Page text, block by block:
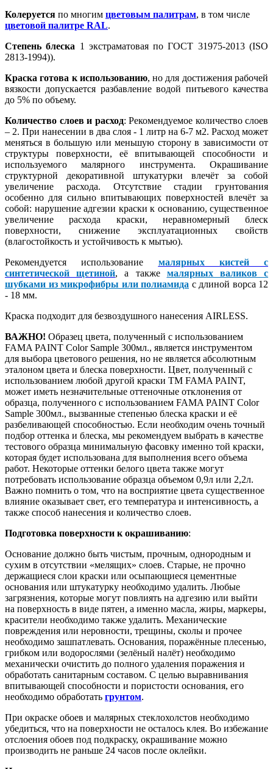
Колеруется по многим цветовым палитрам, в том числе
цветовой палитре RAL.
Степень блеска 1 экстраматовая по ГОСТ 31975-2013 (ISO
2813-1994)).
Краска готова к использованию, но для достижения рабочей
вязкости допускается разбавление водой питьевого качества
до 5% по объему.
Количество слоев и расход: Рекомендуемое количество слоев
– 2. При нанесении в два слоя - 1 литр на 6-7 м2. Расход может
меняться в большую или меньшую сторону в зависимости от
структуры поверхности, её впитывающей способности и
используемого малярного инструмента. Окрашивание
структурной декоративной штукатурки влечёт за собой
увеличение расхода. Отсутствие стадии грунтования
особенно для сильно впитывающих поверхностей влечёт за
собой: нарушение адгезии краски к основанию, существенное
увеличение расхода краски, неравномерный блеск
поверхности, снижение эксплуатационных свойств
(влагостойкость и устойчивость к мытью).
Рекомендуется использование малярных кистей с
синтетической щетиной, а также малярных валиков с
шубками из микрофибры или полиамида с длиной ворса 12
- 18 мм.
Краска подходит для безвоздушного нанесения AIRLESS.
ВАЖНО! Образец цвета, полученный с использованием
FAMA PAINT Color Sample 300мл., является инструментом
для выбора цветового решения, но не является абсолютным
эталоном цвета и блеска поверхности. Цвет, полученный с
использованием любой другой краски ТМ FAMA PAINT,
может иметь незначительные оттеночные отклонения от
образца, полученного с использованием FAMA PAINT Color
Sample 300мл., вызванные степенью блеска краски и её
разбеливающей способностью. Если необходим очень точный
подбор оттенка и блеска, мы рекомендуем выбрать в качестве
тестового образца минимальную фасовку именно той краски,
которая будет использована для выполнения всего объема
работ. Некоторые оттенки белого цвета также могут
потребовать использование образца объемом 0,9л или 2,2л.
Важно помнить о том, что на восприятие цвета существенное
влияние оказывает свет, его температура и интенсивность, а
также способ нанесения и количество слоев.
Подготовка поверхности к окрашиванию:
Основание должно быть чистым, прочным, однородным и
сухим в отсутствии «мелящих» слоев. Старые, не прочно
держащиеся слои краски или осыпающиеся цементные
основания или штукатурку необходимо удалить. Любые
загрязнения, которые могут повлиять на адгезию или выйти
на поверхность в виде пятен, а именно масла, жиры, маркеры,
красители необходимо также удалить. Механические
повреждения или неровности, трещины, сколы и прочее
необходимо зашпатлевать. Основания, поражённые плесенью,
грибком или водорослями (зелёный налёт) необходимо
механически очистить до полного удаления поражения и
обработать санитарным составом. С целью выравнивания
впитывающей способности и пористости основания, его
необходимо обработать грунтом.
При окраске обоев и малярных стеклохолстов необходимо
убедиться, что на поверхности не осталось клея. Во избежание
отслоения обоев под подкраску, окрашивание можно
производить не раньше 24 часов после оклейки.